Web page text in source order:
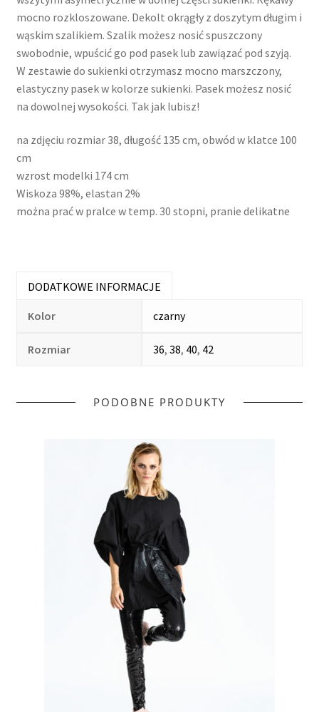
mocno rozkloszowane. Dekolt okrągły z doszytym długim i
wąskim szalikiem. Szalik możesz nosić spuszczony
swobodnie, wpuścić go pod pasek lub zawiązać pod szyją.
W zestawie do sukienki otrzymasz mocno marszczony,
elastyczny pasek w kolorze sukienki. Pasek możesz nosić
na dowolnej wysokości. Tak jak lubisz!
na zdjęciu rozmiar 38, długość 135 cm, obwód w klatce 100
cm
wzrost modelki 174 cm
Wiskoza 98%, elastan 2%
można prać w pralce w temp. 30 stopni, pranie delikatne
DODATKOWE INFORMACJE
Kolor czarny
Rozmiar 36, 38, 40, 42
PODOBNE PRODUKTY